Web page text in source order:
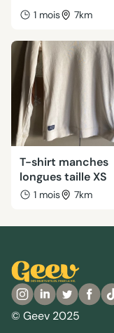
1 mois 7km
T-shirt manches
longues taille XS
1 mois 7km
© Geev 2025